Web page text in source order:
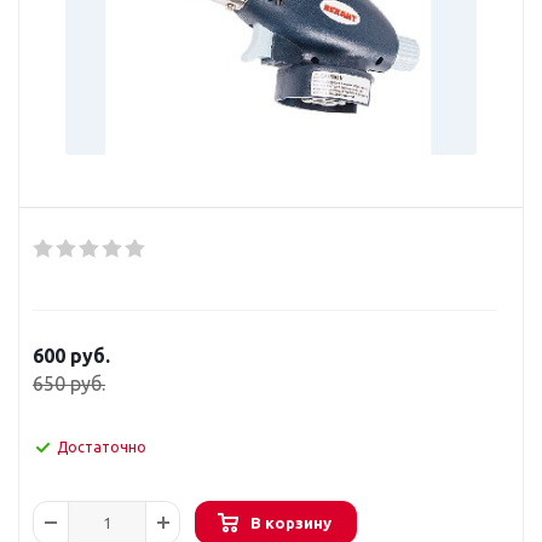
600 руб.
650руб.
Достаточно
В корзину